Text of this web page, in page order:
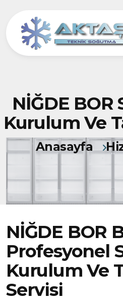
NİĞDE BOR
Kurulum Ve
Anasayfa
NİĞDE BOR
Profesyonel
Kurulum Ve
Servisi